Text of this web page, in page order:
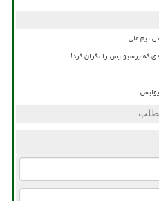
که پرسپولیس را نگران کرد!